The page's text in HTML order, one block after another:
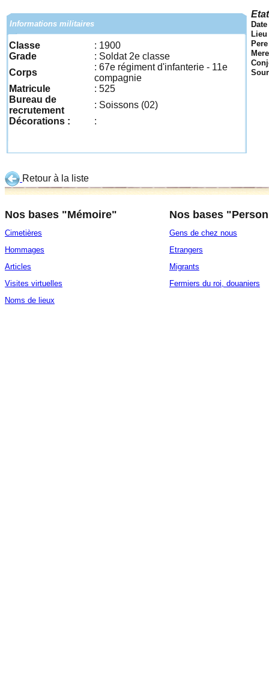
Informations militaires
Classe
: 1900
Grade
: Soldat 2e classe
Corps
: 67e régiment d'infanterie - 11e
compagnie
Matricule
: 525
Bureau de
recrutement
: Soissons (02)
Décorations :
:
Retour à la liste
Nos bases "Mémoire"
Cimetières
Hommages
Articles
Visites virtuelles
Noms de lieux
Nos bases
Gens de chez nous
Etrangers
Migrants
Fermiers du roi, douaniers